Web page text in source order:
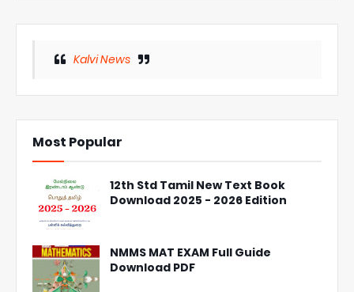
Kalvi News
Most Popular
12th Std Tamil New Text Book
Download 2025 - 2026 Edition
NMMS MAT EXAM Full Guide
Download PDF